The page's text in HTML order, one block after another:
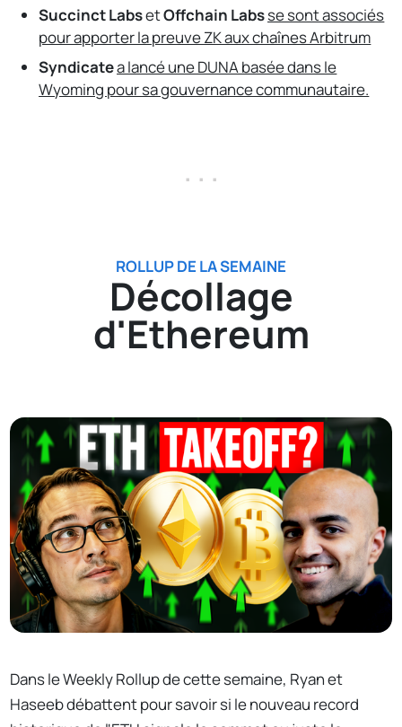
Succinct LabsetOffchain Labsse sont associés
pour apporter la preuve ZK aux chaînes Arbitrum
Syndicatea lancé une DUNA basée dans le
Wyoming pour sa gouvernance communautaire.
. . .
ROLLUP DE LA SEMAINE
Décollage
d'Ethereum
Dans le Weekly Rollup de cette semaine, Ryan et
Haseeb débattent pour savoir si le nouveau record